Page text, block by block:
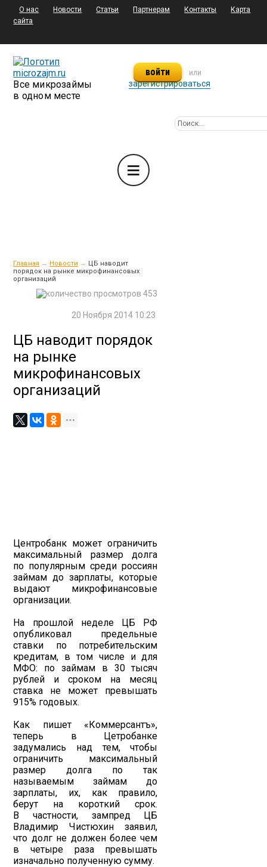
О нас Новости Статьи Партнерам Контакты
Карта
сайта
Все микрозаймы
в одном месте
войти или
зарегистрироваться
Главная → Новости → ЦБ наводит
порядок на рынке микрофинансовых
организаций
453
20 Ноября 2014 10:23
ЦБ наводит порядок
на рынке
микрофинансовых
организаций
Центробанк может ограничить
максимальный размер долга
по популярным среди россиян
займам до зарплаты, которые
выдают микрофинансовые
организации.
На прошлой неделе ЦБ РФ
опубликовал предельные
ставки по потребительским
кредитам, в том числе и для
МФО: по займам в 30 тысяч
рублей и сроком на месяц
ставка не может превышать
915% годовых.
Как пишет «Коммерсантъ»,
теперь в Цетробанке
задумались над тем, чтобы
ограничить максимальный
размер долга по так
называемым займам до
зарплаты, их, как правило,
берут на короткий срок.
В частности, зампред ЦБ
Владимир Чистюхин заявил,
что долг не должен более чем
в четыре раза превышать
изначально полученную сумму.